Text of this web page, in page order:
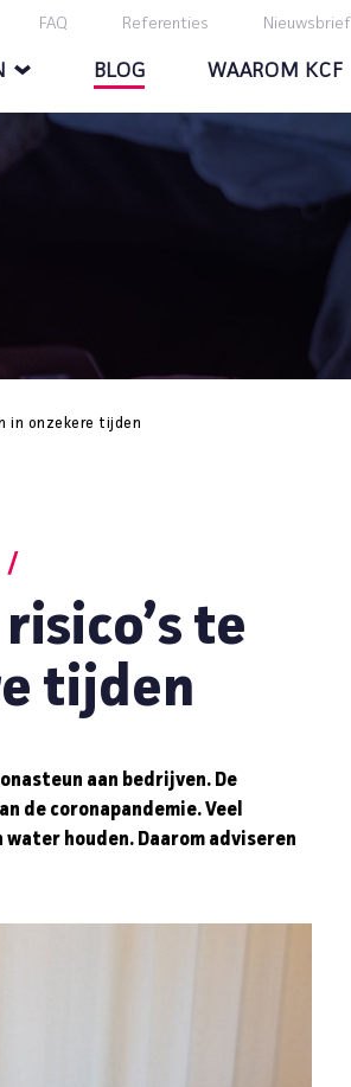
FAQ Referenties Nieuwsbrief
BLOG WAAROM KCF
in onzekere tijden
te
tijden
aan bedrijven. De
de coronapandemie. Veel
houden. Daarom adviseren